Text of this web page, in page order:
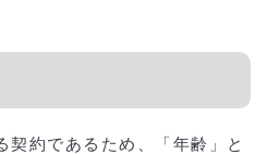
契約であるため、「年齢」と